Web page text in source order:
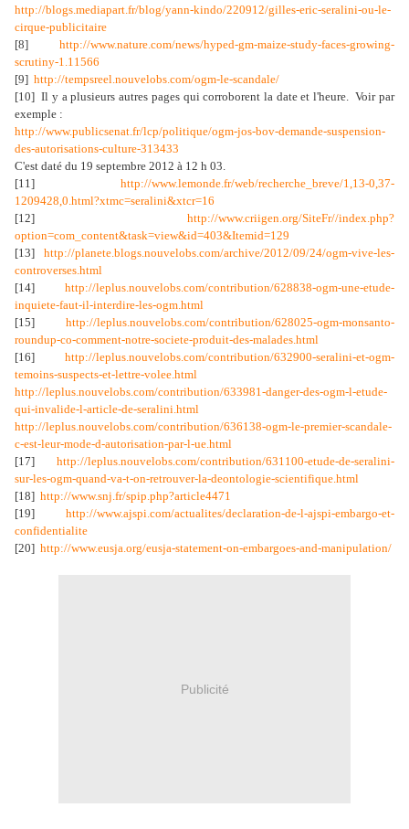
http://blogs.mediapart.fr/blog/yann-kindo/220912/gilles-eric-seralini-ou-le-
cirque-publicitaire
[8] http://www.nature.com/news/hyped-gm-maize-study-faces-growing-
scrutiny-1.11566
[9] http://tempsreel.nouvelobs.com/ogm-le-scandale/
[10] Il y a plusieurs autres pages qui corroborent la date et l'heure. Voir par
exemple :
http://www.publicsenat.fr/lcp/politique/ogm-jos-bov-demande-suspension-
des-autorisations-culture-313433
C'est daté du 19 septembre 2012 à 12 h 03.
[11] http://www.lemonde.fr/web/recherche_breve/1,13-0,37-
1209428,0.html?xtmc=seralini&xtcr=16
[12] http://www.criigen.org/SiteFr//index.php?
option=com_content&task=view&id=403&Itemid=129
[13] http://planete.blogs.nouvelobs.com/archive/2012/09/24/ogm-vive-les-
controverses.html
[14] http://leplus.nouvelobs.com/contribution/628838-ogm-une-etude-
inquiete-faut-il-interdire-les-ogm.html
[15] http://leplus.nouvelobs.com/contribution/628025-ogm-monsanto-
roundup-co-comment-notre-societe-produit-des-malades.html
[16] http://leplus.nouvelobs.com/contribution/632900-seralini-et-ogm-
temoins-suspects-et-lettre-volee.html
http://leplus.nouvelobs.com/contribution/633981-danger-des-ogm-l-etude-
qui-invalide-l-article-de-seralini.html
http://leplus.nouvelobs.com/contribution/636138-ogm-le-premier-scandale-
c-est-leur-mode-d-autorisation-par-l-ue.html
[17] http://leplus.nouvelobs.com/contribution/631100-etude-de-seralini-
sur-les-ogm-quand-va-t-on-retrouver-la-deontologie-scientifique.html
[18] http://www.snj.fr/spip.php?article4471
[19] http://www.ajspi.com/actualites/declaration-de-l-ajspi-embargo-et-
confidentialite
[20] http://www.eusja.org/eusja-statement-on-embargoes-and-manipulation/
Publicité